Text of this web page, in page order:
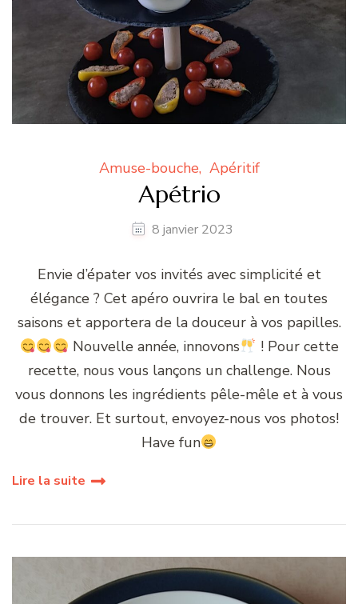
Amuse-bouche Apéritif
Apétrio
8 janvier 2023
Envie d’épater vos invités avec simplicité et
élégance ? Cet apéro ouvrira le bal en toutes
saisons et apportera de la douceur à vos papilles.
Nouvelle année, innovons
! Pour cette
recette, nous vous lançons un challenge. Nous
vous donnons les ingrédients pêle-mêle et à vous
de trouver. Et surtout, envoyez-nous vos photos!
Have fun
Lire la suite